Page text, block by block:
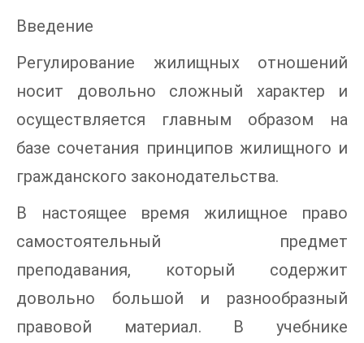
Введение
Регулирование жилищных отношений
носит довольно сложный характер и
осуществляется главным образом на
базе сочетания принципов жилищного и
гражданского законодательства.
В настоящее время жилищное право
самостоятельный предмет
преподавания, который содержит
довольно большой и разнообразный
правовой материал. В учебнике